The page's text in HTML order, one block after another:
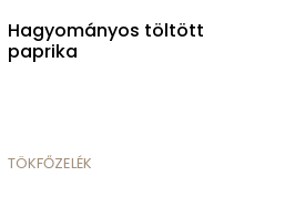
Hagyományos töltött
paprika
TÖKFŐZELÉK